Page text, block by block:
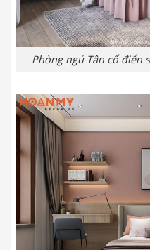
Phòng ngủ Tân cổ điển